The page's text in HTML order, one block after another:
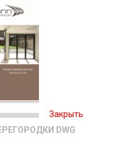
DWG
Закрыть